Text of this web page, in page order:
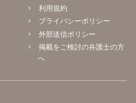
利用規約
プライバシーポリシー
外部送信ポリシー
掲載をご検討の弁護士の方
へ